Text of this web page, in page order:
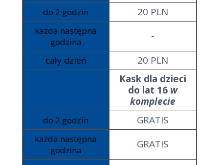
do 2 godzin 20 PLN
każda następna
godzina
-
cały dzień
20 PLN
Kask dla dzieci
do lat 16 w
komplecie
do 2 godzin GRATIS
każda następna
godzina
GRATIS